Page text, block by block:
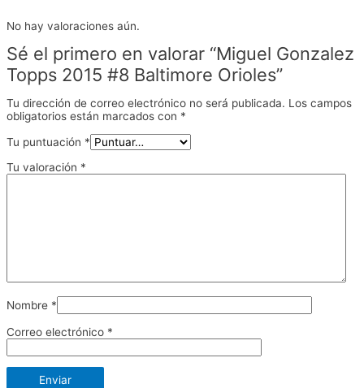
No hay valoraciones aún.
Sé el primero en valorar “Miguel Gonzalez
Topps 2015 #8 Baltimore Orioles”
Tu dirección de correo electrónico no será publicada. Los campos
obligatorios están marcados con *
Tu puntuación *
Tu valoración *
Nombre *
Correo electrónico *